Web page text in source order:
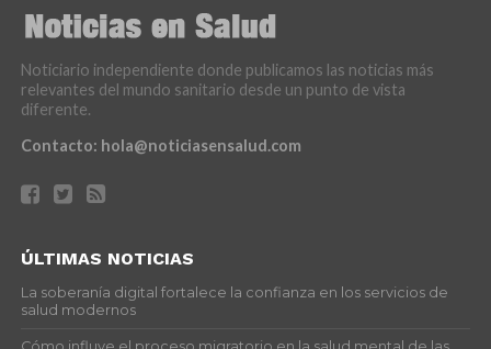
Noticiario independiente donde publicamos las noticias más
relevantes del mundo sanitario desde un punto de vista
diferente.
Contacto: hola@noticiasensalud.com
ÚLTIMAS NOTICIAS
La soberanía digital fortalece la confianza en los servicios de
salud modernos